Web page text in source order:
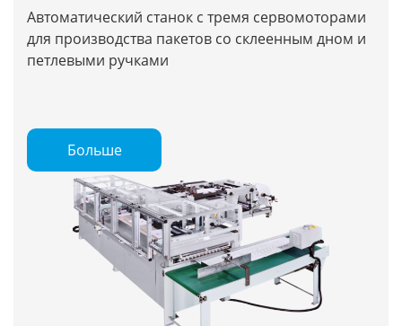
Автоматический станок с тремя сервомоторами
для производства пакетов со склеенным дном и
петлевыми ручками
Больше